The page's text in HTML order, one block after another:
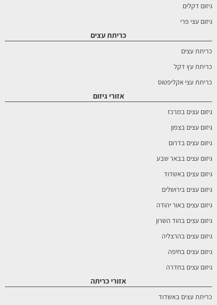
גיזום דקלים
גיזום עצי פרי
כריתת עצים
כריתת עצים
כריתת עץ דקל
כריתת עצי אקליפטוס
אזורי גיזום
גיזום עצים במרכז
גיזום עצים בצפון
גיזום עצים בדרום
גיזום עצים בבאר שבע
גיזום עצים באשדוד
גיזום עצים בירושלים
גיזום עצים באור יהודה
גיזום עצים בהוד השרון
גיזום עצים בהרצליה
גיזום עצים בחיפה
גיזום עצים בחדרה
אזורי כריתה
כריתת עצים באשדוד